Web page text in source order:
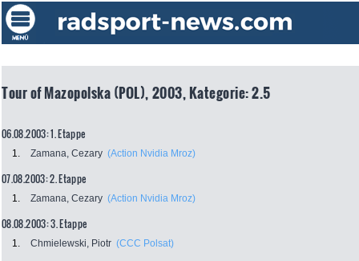
Tour of Mazopolska (POL), 2003, Kategorie: 2.5
06.08.2003: 1. Etappe
1. Zamana, Cezary (Action Nvidia Mroz)
07.08.2003: 2. Etappe
1. Zamana, Cezary (Action Nvidia Mroz)
08.08.2003: 3. Etappe
1. Chmielewski, Piotr (CCC Polsat)